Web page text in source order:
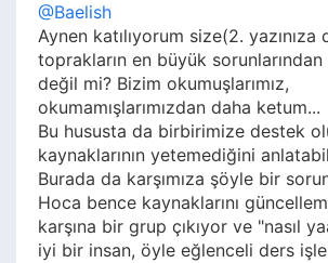
@Baelish
Aynen katılıyorum size(2. yazınıza
toprakların en büyük
değil mi? Bizim okumuşlarımız,
okumamışlarımızdan daha ketum...
Bu hususta da birbirimize destek
kaynaklarının yetemediğini
Burada da karşımıza şöyle bir
Hoca bence kaynaklarını
karşına bir grup çıkıyor ve "nasıl
iyi bir insan, öyle eğlenceli ders